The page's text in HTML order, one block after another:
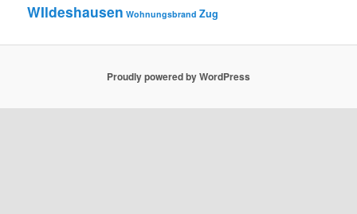
WIldeshausen Wohnungsbrand Zug
Proudly powered by WordPress